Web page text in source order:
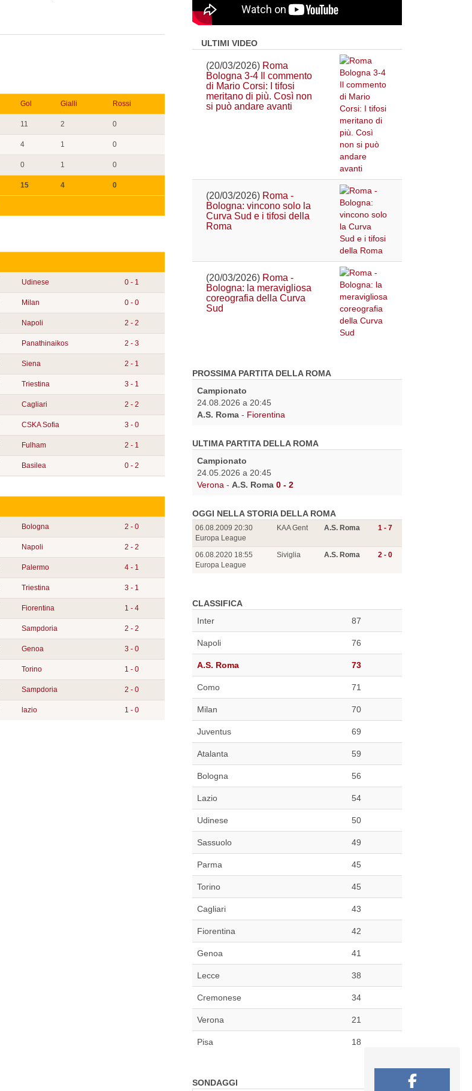
Gol Gialli Rossi
11 2 0
4 1 0
0 1 0
15 4 0
Udinese 0 - 1
Milan 0 - 0
Napoli 2 - 2
Panathinaikos 2 - 3
Siena 2 - 1
Triestina 3 - 1
Cagliari 2 - 2
CSKA Sofia 3 - 0
Fulham 2 - 1
Basilea 0 - 2
Bologna 2 - 0
Napoli 2 - 2
Palermo 4 - 1
Triestina 3 - 1
Fiorentina 1 - 4
Sampdoria 2 - 2
Genoa 3 - 0
Torino 1 - 0
Sampdoria 2 - 0
lazio 1 - 0
ULTIMI VIDEO
(20/03/2026) Roma
Bologna 3-4 Il commento
di Mario Corsi: I tifosi
meritano di più. Così non
si può andare avanti
(20/03/2026) Roma -
Bologna: vincono solo la
Curva Sud e i tifosi della
Roma
(20/03/2026) Roma -
Bologna: la meravigliosa
coreografia della Curva
Sud
PROSSIMA PARTITA DELLA ROMA
Campionato
24.08.2026 a 20:45
A.S. Roma - Fiorentina
ULTIMA PARTITA DELLA ROMA
Campionato
24.05.2026 a 20:45
Verona - A.S. Roma 0 - 2
OGGI NELLA STORIA DELLA ROMA
06.08.2009 20:30
Europa League
KAA Gent A.S. Roma 1 - 7
06.08.2020 18:55
Europa League
Siviglia A.S. Roma 2 - 0
CLASSIFICA
Inter
87
Napoli 76
A.S. Roma 73
Como 71
Milan 70
Juventus 69
Atalanta 59
Bologna 56
Lazio 54
Udinese 50
Sassuolo 49
Parma 45
Torino 45
Cagliari 43
Fiorentina 42
Genoa 41
Lecce 38
Cremonese 34
Verona 21
Pisa 18
SONDAGGI